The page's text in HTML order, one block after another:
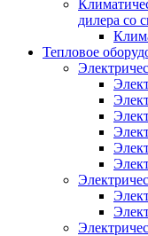
дилера со
Тепловое